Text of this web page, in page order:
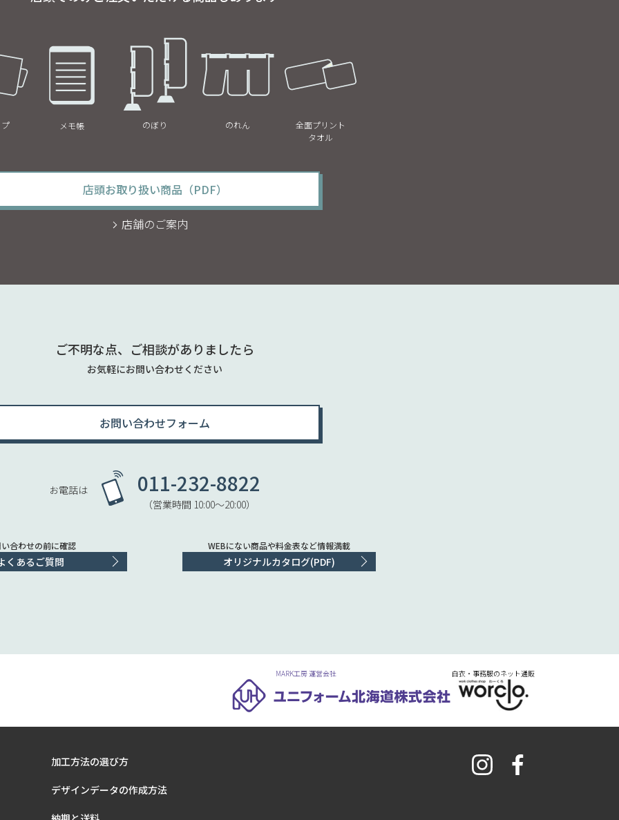
メモ帳 のぼり のれん
全面プリント
タオル
店頭お取り扱い商品（PDF）
店舗のご案内
ご不明な点、ご相談がありましたら
お気軽にお問い合わせください
お問い合わせフォーム
お電話は 011-232-8822
（営業時間 10:00〜20:00）
合わせの前に確認
くあるご質問
WEBにない商品や料金表など情報満載
オリジナルカタログ(PDF)
MARK工房 運営会社 白衣・事務服のネット通販
加工方法の選び方
デザインデータの作成方法